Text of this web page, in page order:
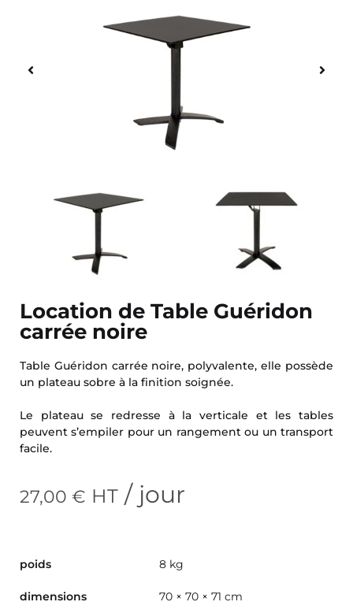
Location de Table Guéridon
carrée noire
Table Guéridon carrée noire, polyvalente, elle possède
un plateau sobre à la finition soignée.
Le plateau se redresse à la verticale et les tables
peuvent s’empiler pour un rangement ou un transport
facile.
27,00 € HT / jour
poids 8 kg
dimensions 70 × 70 × 71 cm